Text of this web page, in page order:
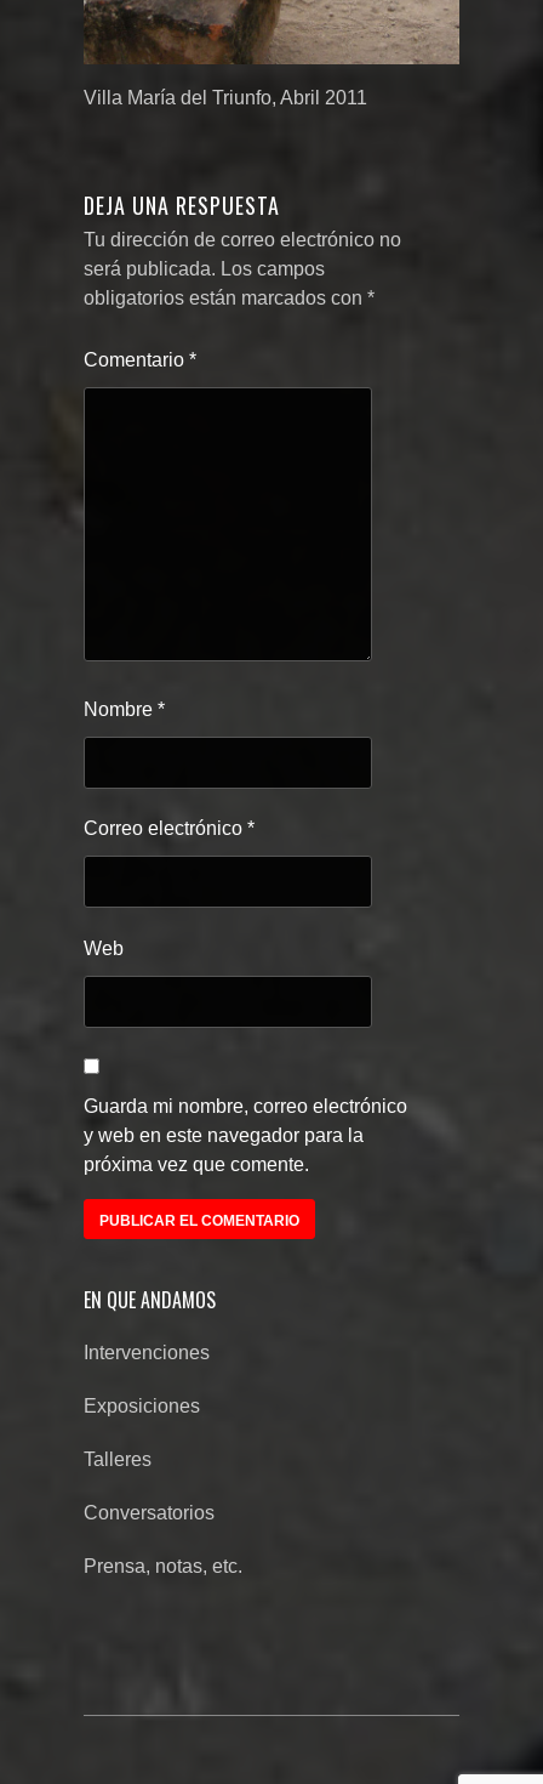
Villa María del Triunfo, Abril 2011
DEJA UNA RESPUESTA
Tu dirección de correo electrónico no
será publicada. Los campos
obligatorios están marcados con *
Comentario *
Nombre *
Correo electrónico *
Web
Guarda mi nombre, correo electrónico
y web en este navegador para la
próxima vez que comente.
EN QUE ANDAMOS
Intervenciones
Exposiciones
Talleres
Conversatorios
Prensa, notas, etc.